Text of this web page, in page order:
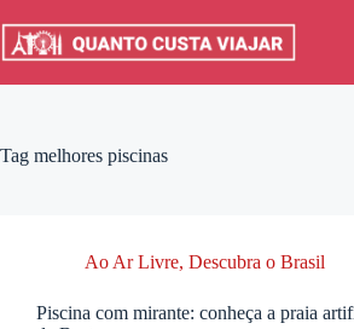
para
Tag melhores piscinas
Ao Ar Livre, Descubra o Brasil
Piscina com mirante: conheça a praia